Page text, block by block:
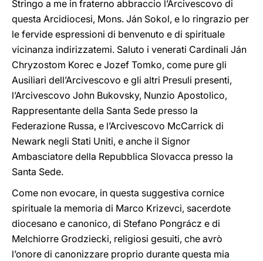
Stringo a me in fraterno abbraccio l’Arcivescovo di
questa Arcidiocesi, Mons. Ján Sokol, e lo ringrazio per
le fervide espressioni di benvenuto e di spirituale
vicinanza indirizzatemi. Saluto i venerati Cardinali Ján
Chryzostom Korec e Jozef Tomko, come pure gli
Ausiliari dell’Arcivescovo e gli altri Presuli presenti,
l’Arcivescovo John Bukovsky, Nunzio Apostolico,
Rappresentante della Santa Sede presso la
Federazione Russa, e l’Arcivescovo McCarrick di
Newark negli Stati Uniti, e anche il Signor
Ambasciatore della Repubblica Slovacca presso la
Santa Sede.
Come non evocare, in questa suggestiva cornice
spirituale la memoria di Marco Krizevci, sacerdote
diocesano e canonico, di Stefano Pongrácz e di
Melchiorre Grodziecki, religiosi gesuiti, che avrò
l’onore di canonizzare proprio durante questa mia